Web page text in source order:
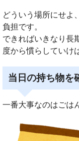
どういう場所にせよ
負担です。
できればいきなり長
度から慣らしていけ
当日の持ち物を
一番大事なのはごは